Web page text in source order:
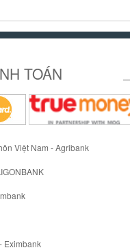
TOÁN
Việt Nam - Agribank
Eximbank